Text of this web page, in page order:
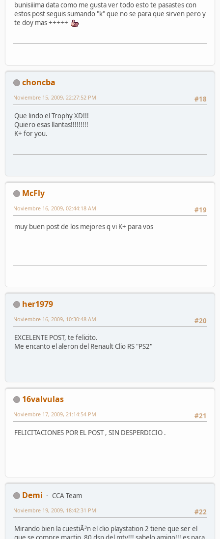
bunisiiima data como me gusta ver todo esto te pasastes con
estos post seguis sumando "k" que no se para que sirven pero y
te doy mas +++++
choncba
#18
Noviembre 15, 2009, 22:27:52 PM
Que lindo el Trophy XD!!!
Quiero esas llantas!!!!!!!!!
K+ for you.
McFly
#19
Noviembre 16, 2009, 02:44:18 AM
muy buen post de los mejores q vi K+ para vos
her1979
#20
Noviembre 16, 2009, 10:30:48 AM
EXCELENTE POST, te felicito.
Me encanto el aleron del Renault Clio RS "PS2"
16valvulas
#21
Noviembre 17, 2009, 21:14:54 PM
FELICITACIONES POR EL POST , SIN DESPERDICIO .
Demi
CCA Team
#22
Noviembre 19, 2009, 18:42:31 PM
Mirando bien la cuestiÃ³n el clio playstation 2 tiene que ser el